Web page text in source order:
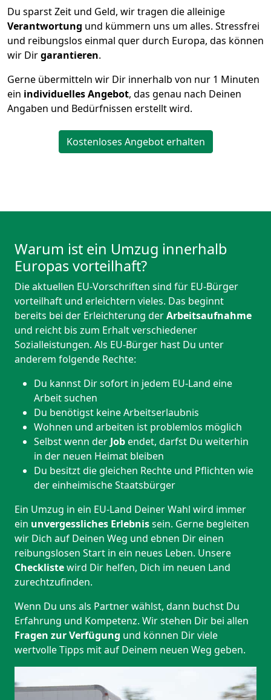
Du sparst Zeit und Geld, wir tragen die alleinige
Verantwortung und kümmern uns um alles. Stressfrei
und reibungslos einmal quer durch Europa, das können
wir Dirgarantieren.
Gerne übermitteln wir Dir innerhalb von nur 1 Minuten
ein individuelles Angebot, das genau nach Deinen
Angaben und Bedürfnissen erstellt wird.
Kostenloses Angebot erhalten
Warum ist ein Umzug innerhalb
Europas vorteilhaft?
Die aktuellen EU-Vorschriften sind für EU-Bürger
vorteilhaft und erleichtern vieles. Das beginnt
bereits bei der Erleichterung derArbeitsaufnahme
und reicht bis zum Erhalt verschiedener
Sozialleistungen. Als EU-Bürger hast Du unter
anderem folgende Rechte:
Du kannst Dir sofort in jedem EU-Land eine
Arbeit suchen
Du benötigst keine Arbeitserlaubnis
Wohnen und arbeiten ist problemlos möglich
Selbst wenn der Jobendet, darfst Du weiterhin
in der neuen Heimat bleiben
Du besitzt die gleichen Rechte und Pflichten wie
der einheimische Staatsbürger
Ein Umzug in ein EU-Land Deiner Wahl wird immer
ein unvergessliches Erlebnissein. Gerne begleiten
wir Dich auf Deinen Weg und ebnen Dir einen
reibungslosen Start in ein neues Leben. Unsere
Checklistewird Dir helfen, Dich im neuen Land
zurechtzufinden.
Wenn Du uns als Partner wählst, dann buchst Du
Erfahrung und Kompetenz. Wir stehen Dir bei allen
Fragen zur Verfügung und können Dir viele
wertvolle Tipps mit auf Deinem neuen Weg geben.